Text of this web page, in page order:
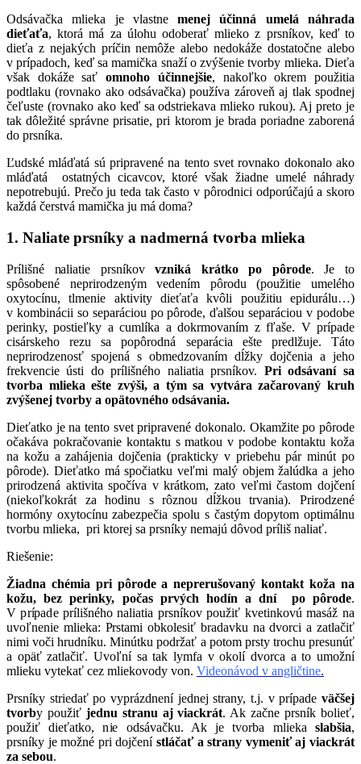
Odsávačka mlieka je vlastnemenej účinná umelá náhrada
dieťaťa, ktorá má za úlohu odoberať mlieko z prsníkov, keď to
dieťa z nejakých príčin nemôže alebo nedokáže dostatočne alebo
v prípadoch, keď sa mamička snaží o zvýšenie tvorby mlieka. Dieťa
však dokáže saťomnoho účinnejšie, nakoľko okrem použitia
podtlaku (rovnako ako odsávačka) používa zároveň aj tlak spodnej
čeľuste (rovnako ako keď sa odstriekava mlieko rukou). Aj preto je
tak dôležité správne prisatie, pri ktorom je brada poriadne zaborená
do prsníka.
Ľudské mláďatá sú pripravené na tento svet rovnako dokonalo ako
mláďatá ostatných cicavcov, ktoré však žiadne umelé náhrady
nepotrebujú. Prečo ju teda tak často v pôrodnici odporúčajú a skoro
každá čerstvá mamička ju má doma?
1. Naliate prsníky a nadmerná tvorba mlieka
Prílišné naliatie prsníkovvzniká krátko po pôrode. Je to
spôsobené neprirodzeným vedením pôrodu (použitie umelého
oxytocínu, tlmenie aktivity dieťaťa kvôli použitiu epidurálu…)
v kombinácii so separáciou po pôrode, ďalšou separáciou v podobe
perinky, postieľky a cumlíka a dokrmovaním z fľaše. V prípade
cisárskeho rezu sa popôrodná separácia ešte predlžuje. Táto
neprirodzenosť spojená s obmedzovaním dĺžky dojčenia a jeho
frekvencie ústi do prílišného naliatia prsníkov. Pri odsávaní sa
tvorba mlieka ešte zvýši, a tým sa vytvára začarovaný kruh
zvýšenej tvorby a opätovného odsávania.
Dieťatko je na tento svet pripravené dokonalo. Okamžite po pôrode
očakáva pokračovanie kontaktu s matkou v podobe kontaktu koža
na kožu a zahájenia dojčenia (prakticky v priebehu pár minút po
pôrode). Dieťatko má spočiatku veľmi malý objem žalúdka a jeho
prirodzená aktivita spočíva v krátkom, zato veľmi častom dojčení
(niekoľkokrát za hodinu s rôznou dĺžkou trvania). Prirodzené
hormóny oxytocínu zabezpečia spolu s častým dopytom optimálnu
tvorbu mlieka, pri ktorej sa prsníky nemajú dôvod príliš naliať.
Riešenie:
Žiadna chémia pri pôrode a neprerušovaný kontakt koža na
kožu, bez perinky, počas prvých hodín a dní po pôrode.
V prípade prílišného naliatia prsníkov použiť kvetinkovú masáž na
uvoľnenie mlieka: Prstami obkolesiť bradavku na dvorci a zatlačiť
nimi voči hrudníku. Minútku podržať a potom prsty trochu presunúť
a opäť zatlačiť. Uvoľní sa tak lymfa v okolí dvorca a to umožní
mlieku vytekať cez mliekovody von. Videonávod v angličtine.
Prsníky striedať po vyprázdnení jednej strany, t.j. v prípade väčšej
tvorby použiťjednu stranu aj viackrát. Ak začne prsník bolieť,
použiť dieťatko, nie odsávačku. Ak je tvorba mlieka slabšia,
prsníky je možné pri dojčení stláčať a strany vymeniť aj viackrát
za sebou.